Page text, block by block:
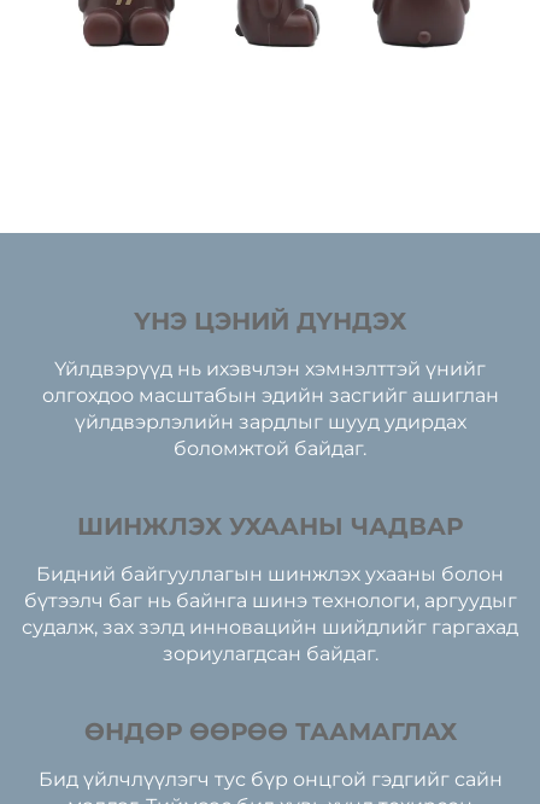
ҮНЭ ЦЭНИЙ ДҮНДЭХ
Үйлдвэрүүд нь ихэвчлэн хэмнэлттэй үнийг
олгохдоо масштабын эдийн засгийг ашиглан
үйлдвэрлэлийн зардлыг шууд удирдах
боломжтой байдаг.
ШИНЖЛЭХ УХААНЫ ЧАДВАР
Бидний байгууллагын шинжлэх ухааны болон
бүтээлч баг нь байнга шинэ технологи, аргуудыг
судалж, зах зэлд инновацийн шийдлийг гаргахад
зориулагдсан байдаг.
ӨНДӨР ӨӨРӨӨ ТААМАГЛАХ
Бид үйлчлүүлэгч тус бүр онцгой гэдгийг сайн